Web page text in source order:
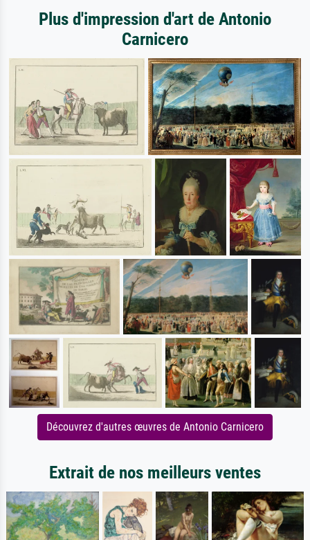
Plus d'impression d'art de Antonio
Carnicero
Découvrez d'autres œuvres de Antonio Carnicero
Extrait de nos meilleurs ventes